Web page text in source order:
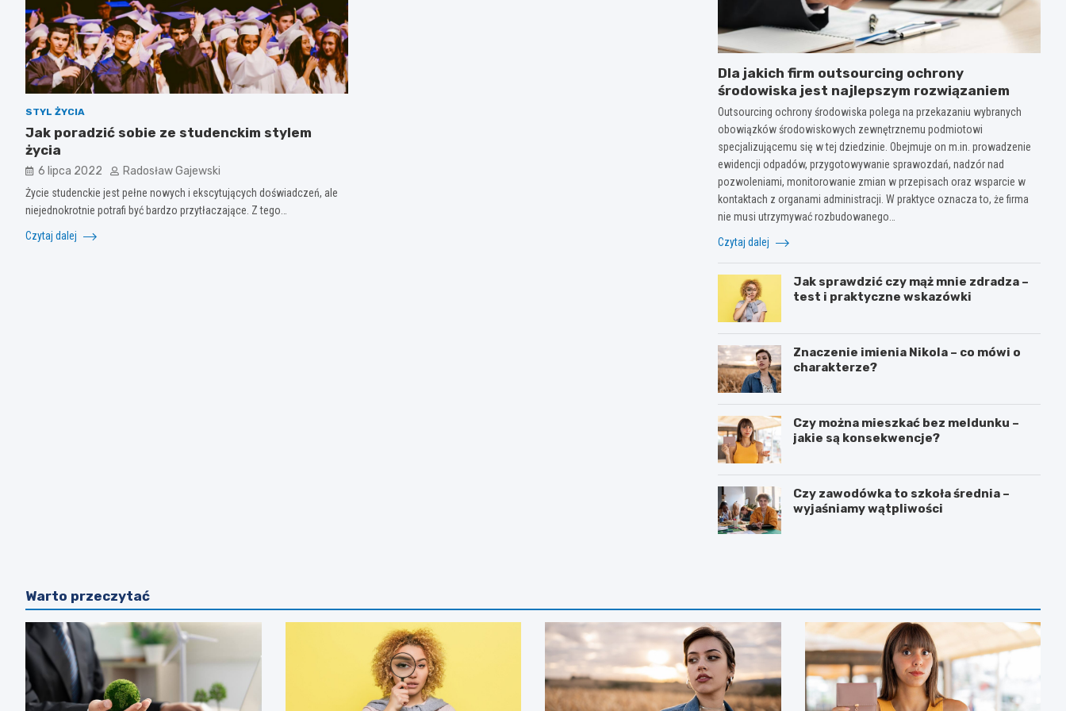
STYL ŻYCIA
Jak poradzić sobie ze studenckim stylem
życia
6 lipca 2022 Radosław Gajewski
Życie studenckie jest pełne nowych i ekscytujących doświadczeń, ale
niejednokrotnie potrafi być bardzo przytłaczające. Z tego…
Czytaj dalej
Dla jakich firm outsourcing ochrony
środowiska jest najlepszym rozwiązaniem
Outsourcing ochrony środowiska polega na przekazaniu wybranych
obowiązków środowiskowych zewnętrznemu podmiotowi
specjalizującemu się w tej dziedzinie. Obejmuje on m.in. prowadzenie
ewidencji odpadów, przygotowywanie sprawozdań, nadzór nad
pozwoleniami, monitorowanie zmian w przepisach oraz wsparcie w
kontaktach z organami administracji. W praktyce oznacza to, że firma
nie musi utrzymywać rozbudowanego…
Czytaj dalej
Jak sprawdzić czy mąż mnie zdradza –
test i praktyczne wskazówki
Znaczenie imienia Nikola – co mówi o
charakterze?
Czy można mieszkać bez meldunku –
jakie są konsekwencje?
Czy zawodówka to szkoła średnia –
wyjaśniamy wątpliwości
Warto przeczytać